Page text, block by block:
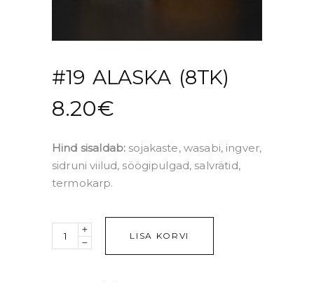
#19 ALASKA (8TK)
8.20€
Hind sisaldab: sojakaste, wasabi, ingver,
sidruni viilud, söögipulgad, salvrätid,
termokarp.
Quantity LISA KORVI